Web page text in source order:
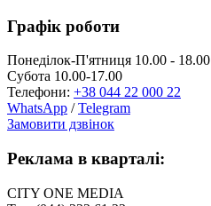
Графік роботи
Понеділок-П'ятниця 10.00 - 18.00
Субота 10.00-17.00
Телефони: +38 044 22 000 22
WhatsApp /Telegram
Замовити дзвінок
Реклама в кварталі:
CITY ONE MEDIA